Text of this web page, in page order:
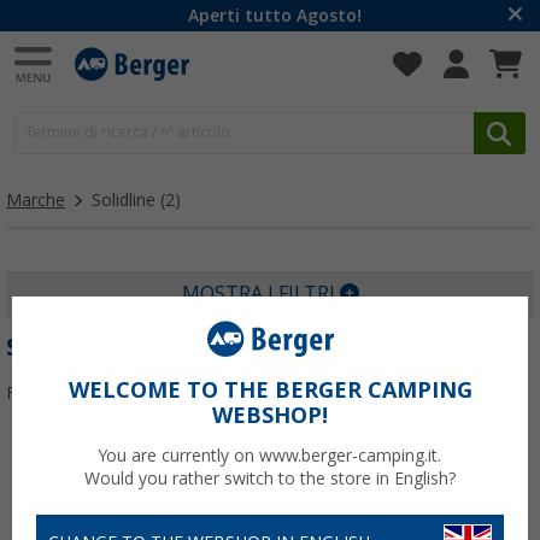
Aperti tutto Agosto!
Marche Solidline (2)
MOSTRA I FILTRI
SOLIDLINE
Filtrare per:WELCOME TO THE BERGER CAMPING
WEBSHOP!
You are currently on www.berger-camping.it.
Would you rather switch to the store in English?